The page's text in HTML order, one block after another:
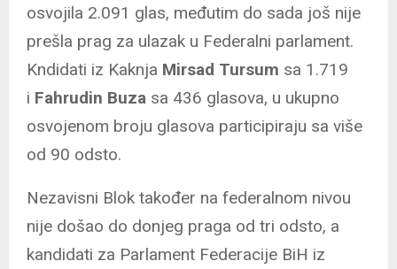
osvojila 2.091 glas, međutim do sada još nije
prešla prag za ulazak u Federalni parlament.
Kndidati iz Kaknja Mirsad Tursum sa 1.719
i Fahrudin Buza sa 436 glasova, u ukupno
osvojenom broju glasova participiraju sa više
od 90 odsto.
Nezavisni Blok također na federalnom nivou
nije došao do donjeg praga od tri odsto, a
kandidati za Parlament Federacije BiH iz